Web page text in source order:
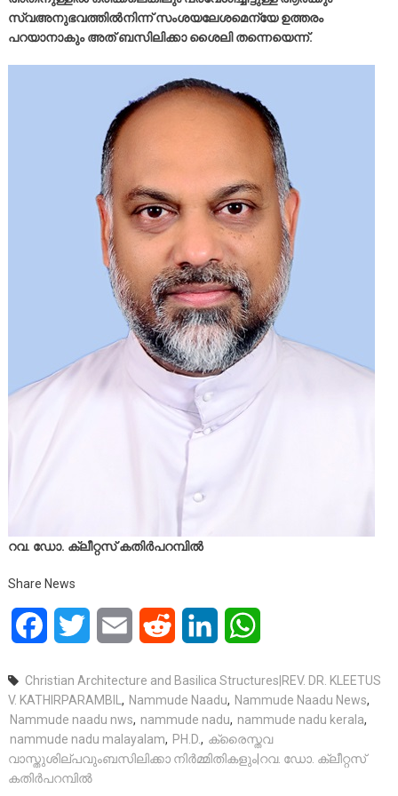
സ്വഅനുഭവത്തില്‍നിന്ന് സംശയലേശമെന്യേ ഉത്തരം
പറയാനാകും അത് ബസിലിക്കാ ശൈലി തന്നെയെന്ന്.
റവ. ഡോ. ക്ലീറ്റസ് കതിര്‍പറമ്പില്‍
Share News
FacebookTwitter Email Reddit LinkedIn
Christian Architecture and Basilica Structures|REV. DR. KLEETUS
V. KATHIRPARAMBIL , Nammude Naadu, Nammude Naadu News,
Nammude naadu nws, nammude nadu, nammude nadu kerala,
nammude nadu malayalam, PH.D., ക്രൈസ്തവ
വാസ്തുശില്പവുംബസിലിക്കാ നിര്‍മ്മിതികളും|റവ. ഡോ. ക്ലീറ്റസ്
കതിര്‍പറമ്പില്‍